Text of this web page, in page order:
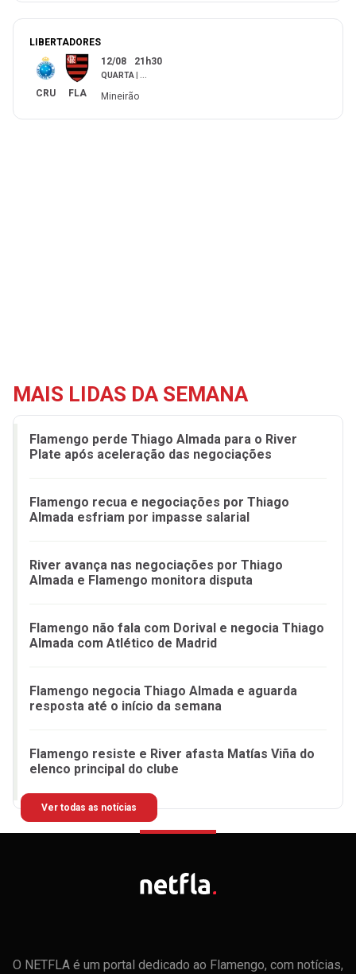
LIBERTADORES
CRU FLA
12/08 21h30
QUARTA
Mineirão
MAIS LIDAS DA SEMANA
Flamengo perde Thiago Almada para o River
Plate após aceleração das negociações
Flamengo recua e negociações por Thiago
Almada esfriam por impasse salarial
River avança nas negociações por Thiago
Almada e Flamengo monitora disputa
Flamengo não fala com Dorival e negocia Thiago
Almada com Atlético de Madrid
Flamengo negocia Thiago Almada e aguarda
resposta até o início da semana
Flamengo resiste e River afasta Matías Viña do
elenco principal do clube
Ver todas as notícias
O NETFLA é um portal dedicado ao Flamengo, com notícias,